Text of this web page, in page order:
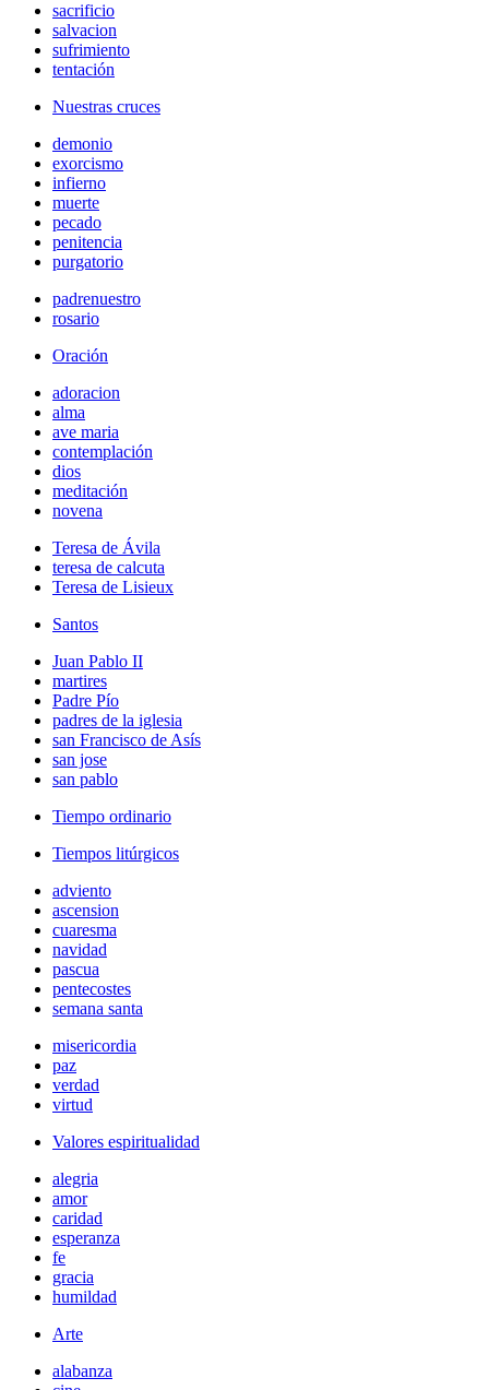
sacrificio
salvacion
sufrimiento
tentación
Nuestras cruces
demonio
exorcismo
infierno
muerte
pecado
penitencia
purgatorio
padrenuestro
rosario
Oración
adoracion
alma
ave maria
contemplación
dios
meditación
novena
Teresa de Ávila
teresa de calcuta
Teresa de Lisieux
Santos
Juan Pablo II
martires
Padre Pío
padres de la iglesia
san Francisco de Asís
san jose
san pablo
Tiempo ordinario
Tiempos litúrgicos
adviento
ascension
cuaresma
navidad
pascua
pentecostes
semana santa
misericordia
paz
verdad
virtud
Valores espiritualidad
alegria
amor
caridad
esperanza
fe
gracia
humildad
Arte
alabanza